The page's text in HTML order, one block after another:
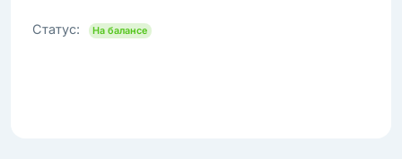
Статус: На балансе